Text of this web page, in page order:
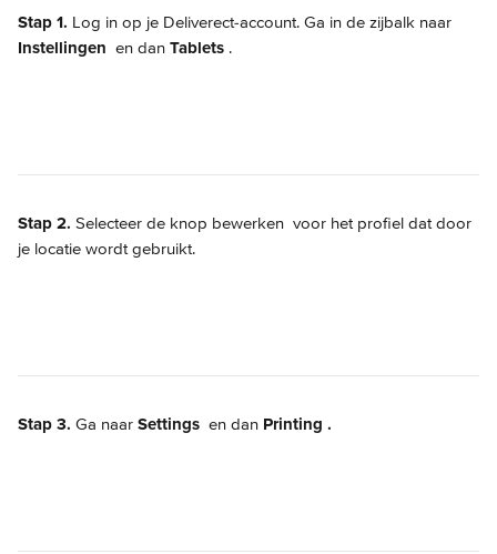
Stap 1. Log in op je Deliverect-account. Ga in de zijbalk naar
Instellingen en dan Tablets .
Stap 2. Selecteer de knop bewerken voor het profiel dat door
je locatie wordt gebruikt.
Stap 3. Ga naar Settings en dan Printing .